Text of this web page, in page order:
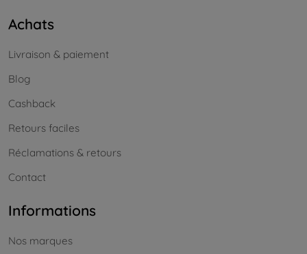
Achats
Livraison & paiement
Blog
Cashback
Retours faciles
Réclamations & retours
Contact
Informations
Nos marques